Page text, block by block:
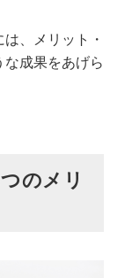
、メリット・
成果をあげら
のメリ